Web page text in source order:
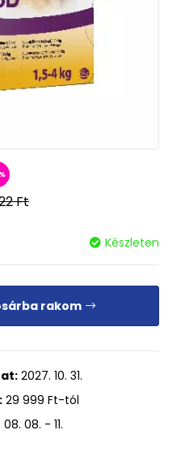
Ft
Készleten
rakom
2027. 10. 31.
29 999 Ft-tól
08. - 11.